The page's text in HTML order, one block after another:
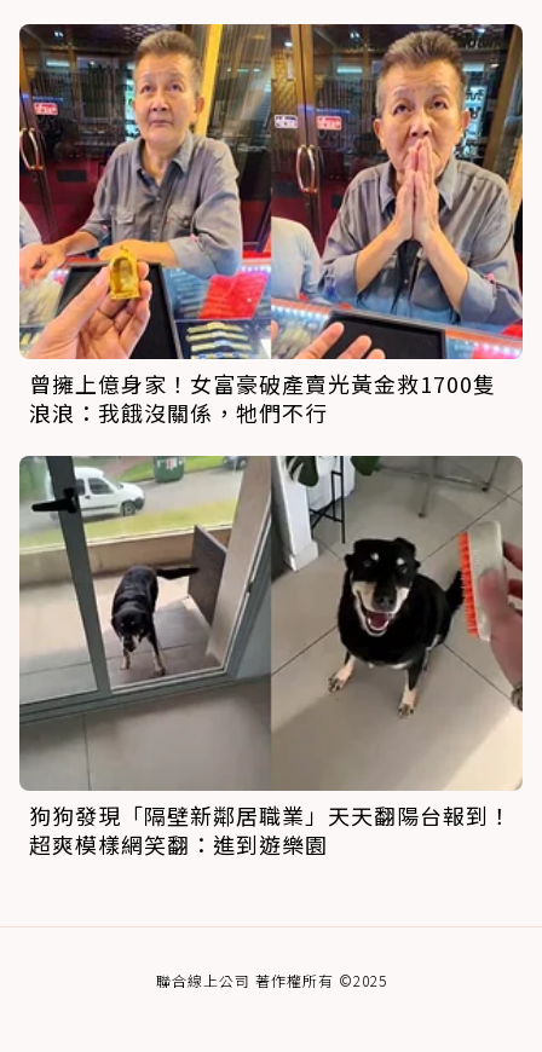
曾擁上億身家！女富豪破產賣光黃金救1700隻
浪浪：我餓沒關係，牠們不行
狗狗發現「隔壁新鄰居職業」天天翻陽台報到！
超爽模樣網笑翻：進到遊樂園
聯合線上公司 著作權所有 ©2025